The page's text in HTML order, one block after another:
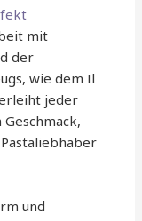
mit
der
wie dem Il
jeder
und